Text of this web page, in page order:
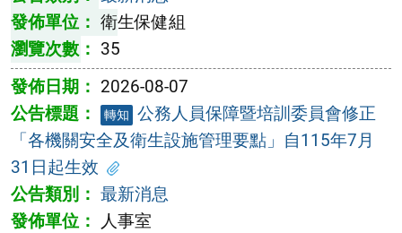
衛生保健組
35
2026-08-07
轉知 公務人員保障暨培訓委員會修正
「各機關安全及衛生設施管理要點」自115年7月
31日起生效
最新消息
人事室